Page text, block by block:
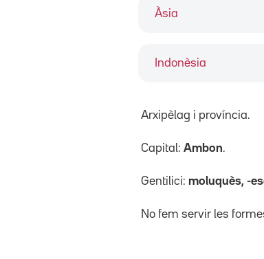
Àsia
Indonèsia
Arxipèlag i província.
Capital: Ambon.
Gentilici: moluquès, -
No fem servir les